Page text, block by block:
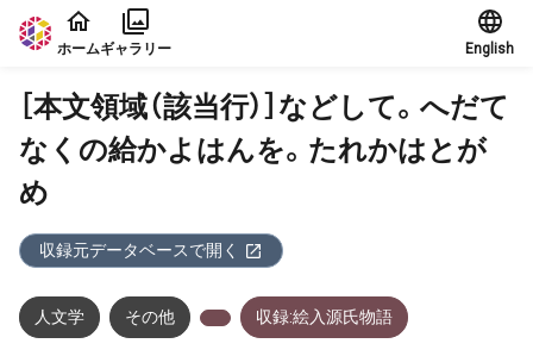
本文に飛ぶ
ホームギャラリー English
［本文領域（該当行）］などして。へだて
なくの給かよはんを。たれかはとが
め
収録元データベースで開く
人文学 その他 収録:絵入源氏物語